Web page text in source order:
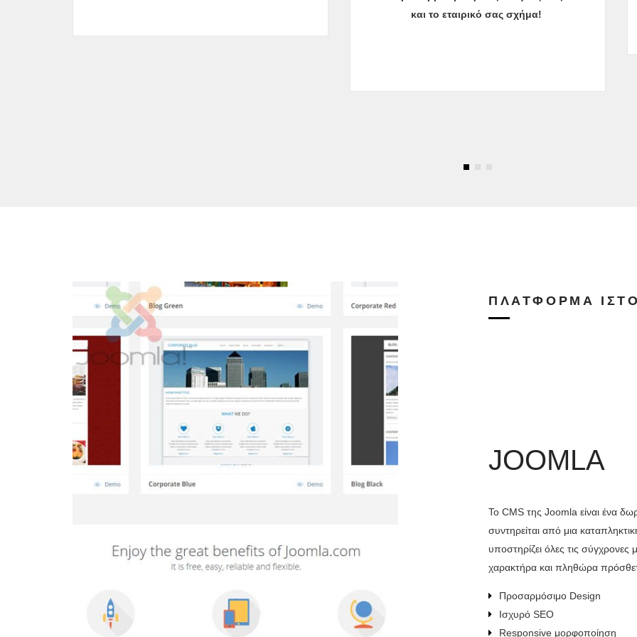
και το εταιρικό σας σχήμα!
ΠΛΑΤΦΌΡΜΑ
JOOMLA
Το CMS της Joomla είναι ένα
συντηρείται από μια
υποστηρίζει όλες τις
χαρακτήρα και πληθώρα
Προσαρμόσιμο Design
Ισχυρό SEO
Responsive μορφοποίηση